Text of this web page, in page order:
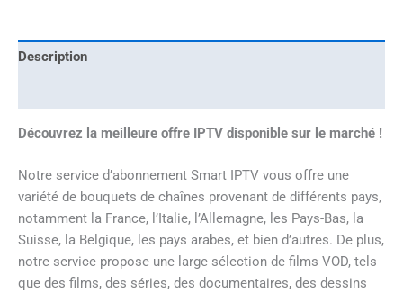
Description
Découvrez la meilleure offre IPTV disponible sur le marché !
Notre service d’abonnement Smart IPTV vous offre une
variété de bouquets de chaînes provenant de différents pays,
notamment la France, l’Italie, l’Allemagne, les Pays-Bas, la
Suisse, la Belgique, les pays arabes, et bien d’autres. De plus,
notre service propose une large sélection de films VOD, tels
que des films, des séries, des documentaires, des dessins